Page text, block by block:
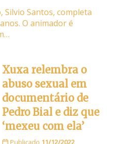
Silvio Santos, completa
O animador é
Xuxa relembra o
abuso sexual em
documentário de
Pedro Bial e diz que
‘mexeu com ela’
Publicado 11/12/2022